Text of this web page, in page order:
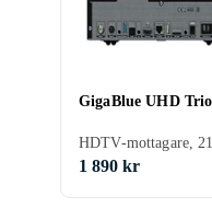
GigaBlue UHD
1 890 kr